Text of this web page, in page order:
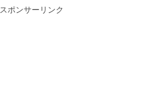
スポンサーリンク